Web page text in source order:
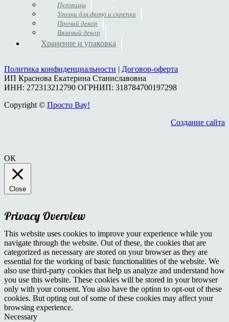
Пуговицы
Уголки для фото и скрепки
Прочий декор
Вязаный декор
Хранение и упаковка
Политика конфиденциальности | Договор-оферта
ИП Краснова Екатерина Станиславовна
ИНН: 272313212790 ОГРНИП: 318784700197298
Copyright © Просто Вау!
Создание сайта
ОК
Close
Privacy Overview
This website uses cookies to improve your experience while you
navigate through the website. Out of these, the cookies that are
categorized as necessary are stored on your browser as they are
essential for the working of basic functionalities of the website. We
also use third-party cookies that help us analyze and understand how
you use this website. These cookies will be stored in your browser
only with your consent. You also have the option to opt-out of these
cookies. But opting out of some of these cookies may affect your
browsing experience.
Necessary